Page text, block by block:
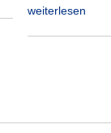
weiterlesen